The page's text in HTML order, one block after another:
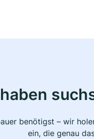
benötigst – wir
ein, die genau